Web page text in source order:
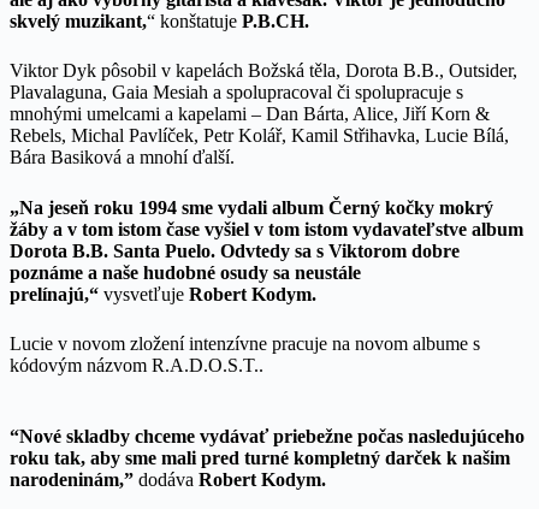
skvelý muzikant,“ konštatuje P.B.CH.
Viktor Dyk pôsobil v kapelách Božská těla, Dorota B.B., Outsider,
Plavalaguna, Gaia Mesiah a spolupracoval či spolupracuje s
mnohými umelcami a kapelami – Dan Bárta, Alice, Jiří Korn &
Rebels, Michal Pavlíček, Petr Kolář, Kamil Střihavka, Lucie Bílá,
Bára Basiková a mnohí ďalší.
„Na jeseň roku 1994 sme vydali album Černý kočky mokrý
žáby a v tom istom čase vyšiel v tom istom vydavateľstve album
Dorota B.B. Santa Puelo. Odvtedy sa s Viktorom dobre
poznáme a naše hudobné osudy sa neustále
prelínajú,“ vysvetľuje Robert Kodym.
Lucie v novom zložení intenzívne pracuje na novom albume s
kódovým názvom R.A.D.O.S.T..
“Nové skladby chceme vydávať priebežne počas nasledujúceho
roku tak, aby sme mali pred turné kompletný darček k našim
narodeninám,” dodáva Robert Kodym.